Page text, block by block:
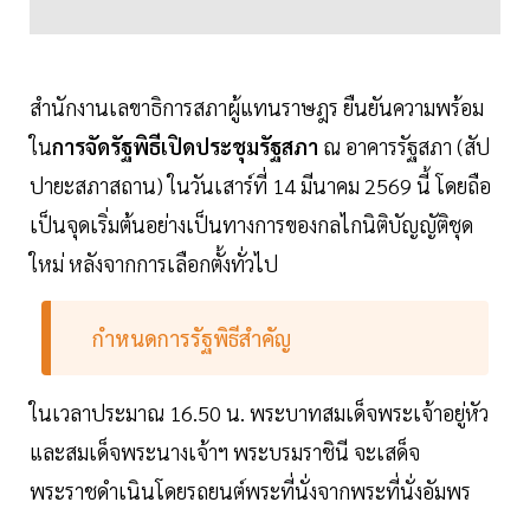
สำนักงานเลขาธิการสภาผู้แทนราษฎร ยืนยันความพร้อม
ในการจัดรัฐพิธีเปิดประชุมรัฐสภา ณ อาคารรัฐสภา (สัป
ปายะสภาสถาน) ในวันเสาร์ที่ 14 มีนาคม 2569 นี้ โดยถือ
เป็นจุดเริ่มต้นอย่างเป็นทางการของกลไกนิติบัญญัติชุด
ใหม่ หลังจากการเลือกตั้งทั่วไป
กำหนดการรัฐพิธีสำคัญ
ในเวลาประมาณ 16.50 น. พระบาทสมเด็จพระเจ้าอยู่หัว
และสมเด็จพระนางเจ้าฯ พระบรมราชินี จะเสด็จ
พระราชดำเนินโดยรถยนต์พระที่นั่งจากพระที่นั่งอัมพร